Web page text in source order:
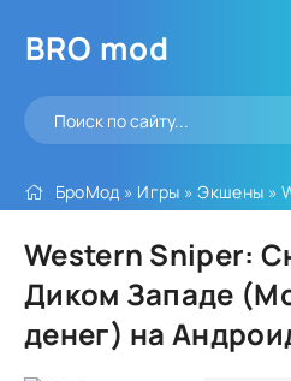
BRO mod
БроМод » Игры »Экшены »
Western Sniper:
Диком Западе
денег) на